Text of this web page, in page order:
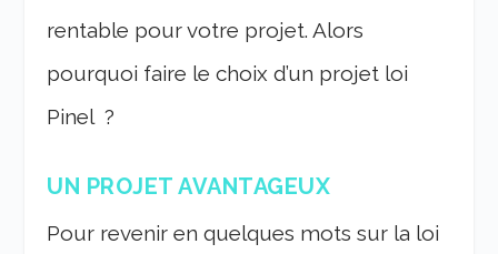
rentable pour votre projet. Alors
pourquoi faire le choix d’un projet loi
Pinel ?
UN PROJET AVANTAGEUX
Pour revenir en quelques mots sur la loi